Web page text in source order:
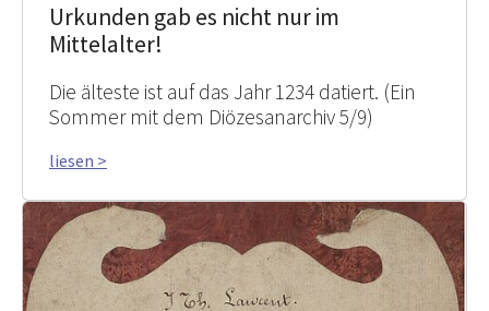
Urkunden gab es nicht nur im
Mittelalter!
Die älteste ist auf das Jahr 1234 datiert. (Ein
Sommer mit dem Diözesanarchiv 5/9)
liesen >